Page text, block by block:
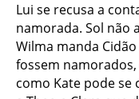
Lui se recusa a
namorada. Sol não
Wilma manda
fossem namorados,
como Kate pode se